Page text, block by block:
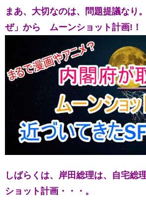
まあ、 大切なのは、問題提議なり
ぜ」から ムーンショット計画!！
しばらくは、 岸田総理は、自宅総
ショット計画・・・。